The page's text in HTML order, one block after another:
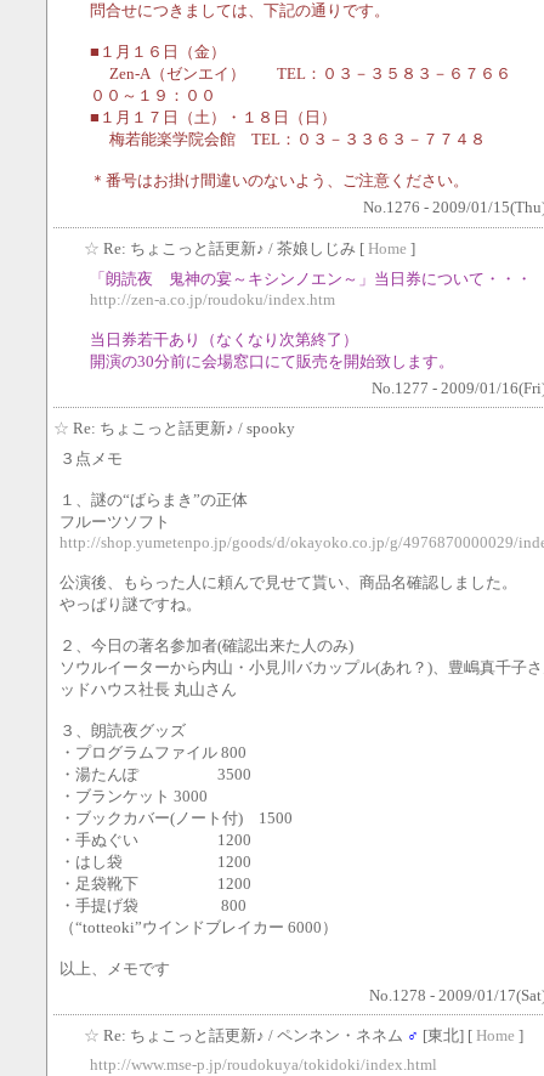
問合せにつきましては、下記の通りです。
■１月１６日（金）
Zen-A（ゼンエイ） TEL：０３－３５８３－６７６６
００～１９：００
■１月１７日（土）・１８日（日）
梅若能楽学院会館 TEL：０３－３３６３－７７４８
＊番号はお掛け間違いのないよう、ご注意ください。
No.1276 - 2009/01/
☆ Re: ちょこっと話更新♪ / 茶娘しじみ [ Home ]
「朗読夜 鬼神の宴～キシンノエン～」当日券について・・・
http://zen-a.co.jp/roudoku/index.htm
当日券若干あり（なくなり次第終了）
開演の30分前に会場窓口にて販売を開始致します。
No.1277 - 2009/01/
☆ Re: ちょこっと話更新♪ / spooky
３点メモ
１、謎の“ばらまき”の正体
フルーツソフト
http://shop.yumetenpo.jp/goods/d/okayoko.co.jp/g/4976870000029/
公演後、もらった人に頼んで見せて貰い、商品名確認しました。
やっぱり謎ですね。
２、今日の著名参加者(確認出来た人のみ)
ソウルイーターから内山・小見川バカップル(あれ？)、豊嶋真千子
ッドハウス社長 丸山さん
３、朗読夜グッズ
・プログラムファイル 800
・湯たんぽ 3500
・ブランケット 3000
・ブックカバー(ノート付) 1500
・手ぬぐい 1200
・はし袋 1200
・足袋靴下 1200
・手提げ袋 800
（“totteoki”ウインドブレイカー 6000）
以上、メモです
No.1278 - 2009/01/
☆ Re: ちょこっと話更新♪ / ペンネン・ネネム ♂ [東北] [ Home ]
http://www.mse-p.jp/roudokuya/tokidoki/index.html